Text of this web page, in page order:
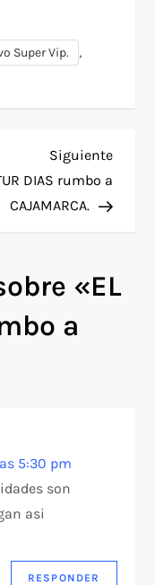
Super Vip. ,
Siguiente
DIAS rumbo a
CAJAMARCA.
«EL
a
5:30 pm
son
asi
RESPONDER